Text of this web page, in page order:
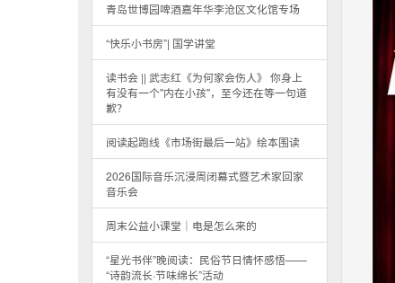
青岛世博园啤酒嘉年华李沧区文化馆专场
“快乐小书房”| 国学讲堂
读书会 || 武志红《为何家会伤人》 你身上
有没有一个"内在小孩"，至今还在等一句道
歉？
阅读起跑线《市场街最后一站》绘本围读
2026国际音乐沉浸周闭幕式暨艺术家回家
音乐会
周末公益小课堂｜电是怎么来的
“星光书伴”晚阅读：民俗节日情怀感悟——
“诗韵流长·节味绵长”活动